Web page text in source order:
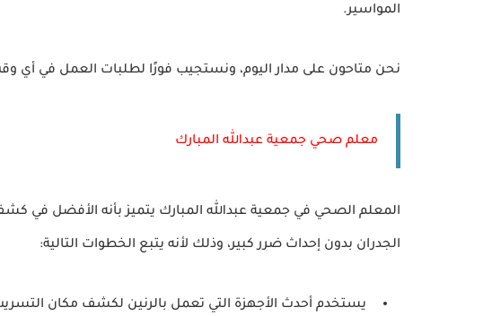
المواسير.
نحن متاحون على مدار اليوم، ونستجيب فورًا لطلبات العمل في أي
معلم صحي جمعية عبدالله المبارك
المعلم الصحي في جمعية عبدالله المبارك يتميز بأنه الأفضل في
الجدران بدون إحداث ضرر كبير، وذلك لأنه يتبع الخطوات التالية:
يستخدم أحدث الأجهزة التي تعمل بالرنين لكشف مكان